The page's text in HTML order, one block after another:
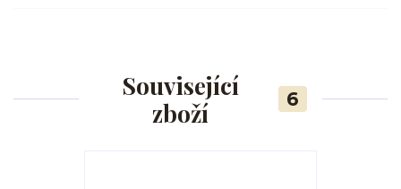
Související
zboží
6